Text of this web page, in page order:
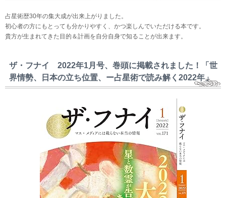
占星術歴30年の集大成が出来上がりました。
初心者の方にもとっても分かりやすく、かつ楽しんでいただける本です。
貴方が生まれてきた目的＆計画を自分自身で知ることが出来ます。
ザ・フナイ 2022年1月号、巻頭に掲載されました！「世
界情勢、日本の立ち位置、ー占星術で読み解く2022年」